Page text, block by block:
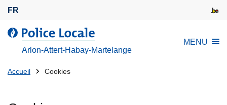
FR
l
o
Arlon-Attert-Habay-Martelange
MENU
Tu
Accueil Cookies